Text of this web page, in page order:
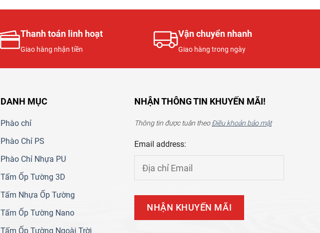
Thanh toán linh hoạt
Giao hàng nhận tiền
Vận chuyển nhanh
Giao hàng trong ngày
DANH MỤC
Phào chỉ
Phào Chỉ PS
Phào Chỉ Nhựa PU
Tấm Ốp Tường 3D
Tấm Nhựa Ốp Tường
Tấm Ốp Tường Nano
Tấm Ốp Tường Ngoài Trời
NHẬN THÔNG TIN KHUYẾN MÃI!
Thông tin được tuân theoĐiều khoản bảo mật
Email address: